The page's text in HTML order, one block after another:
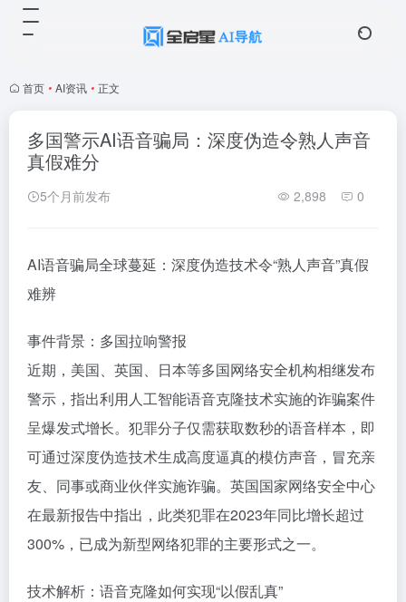
首页 • AI资讯 • 正文
多国警示AI语音骗局：深度伪造令熟人声音
真假难分
5个月前发布 2,898 0
AI语音骗局全球蔓延：深度伪造技术令“熟人声音”真假
难辨
事件背景：多国拉响警报
近期，美国、英国、日本等多国网络安全机构相继发布
警示，指出利用人工智能语音克隆技术实施的诈骗案件
呈爆发式增长。犯罪分子仅需获取数秒的语音样本，即
可通过深度伪造技术生成高度逼真的模仿声音，冒充亲
友、同事或商业伙伴实施诈骗。英国国家网络安全中心
在最新报告中指出，此类犯罪在2023年同比增长超过
300%，已成为新型网络犯罪的主要形式之一。
技术解析：语音克隆如何实现“以假乱真”